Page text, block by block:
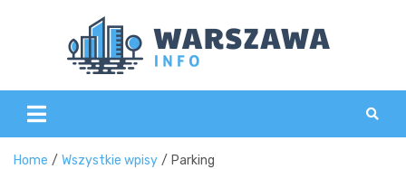
Home Wszystkie wpisy Parking